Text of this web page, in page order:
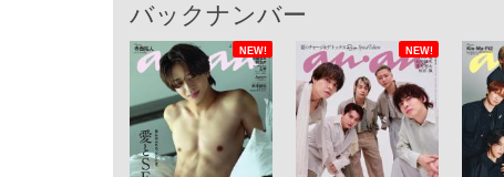
バックナンバー
NEW! NEW!